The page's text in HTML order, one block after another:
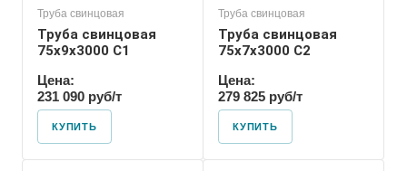
Труба свинцовая
Труба свинцовая
75x9x3000 С1
Цена:
231 090 руб/т
КУПИТЬ
Труба свинцовая
Труба свинцовая
75x7x3000 С2
Цена:
279 825 руб/т
КУПИТЬ